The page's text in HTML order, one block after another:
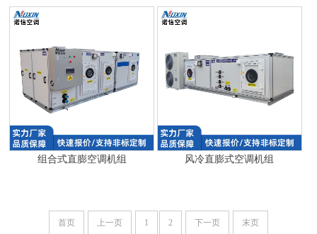
组合式直膨空调机组 风冷直膨式空调机组
首页 上一页 1 2 下一页 末页